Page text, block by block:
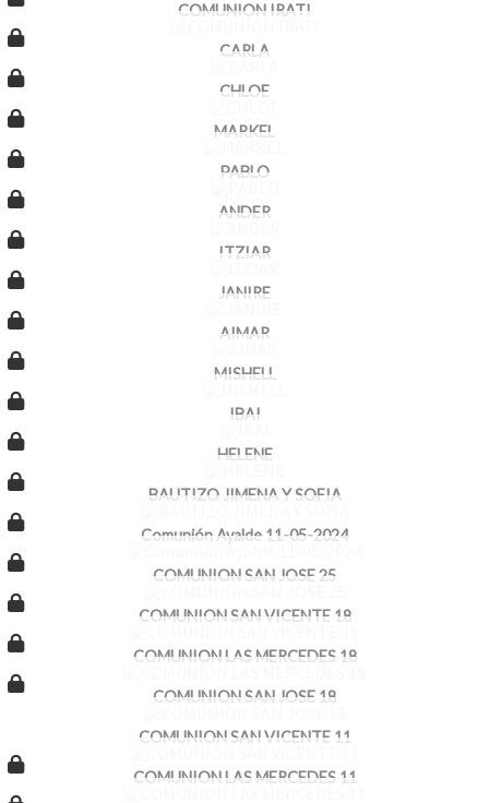
COMUNION IRATI
CARLA
CHLOE
MARKEL
PABLO
ANDER
ITZIAR
JANIRE
AIMAR
MISHELL
IBAI
HELENE
BAUTIZO JIMENA Y SOFIA
Comunión Ayalde 11-05-2024
COMUNION SAN JOSE 25
COMUNION SAN VICENTE 18
COMUNION LAS MERCEDES 18
COMUNION SAN JOSE 18
COMUNION SAN VICENTE 11
COMUNION LAS MERCEDES 11